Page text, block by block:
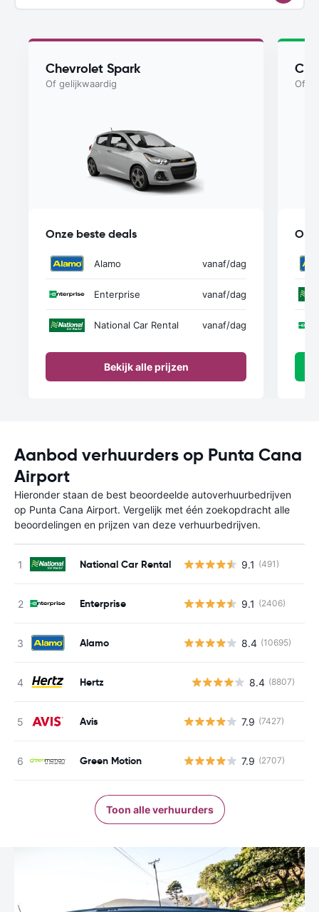
Chevrolet Spark
Of gelijkwaardig
Onze beste deals
Alamo vanaf/dag
Enterprise vanaf/dag
National Car Rental vanaf/dag
Bekijk alle prijzen
Of
Aanbod verhuurders op Punta Cana
Airport
Hieronder staan de best beoordeelde autoverhuurbedrijven
op Punta Cana Airport. Vergelijk met één zoekopdracht alle
beoordelingen en prijzen van deze verhuurbedrijven.
National Car Rental 9.1 (491)
Enterprise 9.1 (2406)
Alamo 8.4 (10695)
Hertz 8.4 (8807)
Avis 7.9 (7427)
Green Motion 7.9 (2707)
Toon alle verhuurders